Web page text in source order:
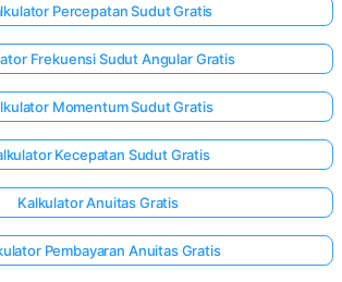
Percepatan Sudut Gratis
Frekuensi Sudut Angular Gratis
Momentum Sudut Gratis
Kecepatan Sudut Gratis
Kalkulator Anuitas Gratis
Pembayaran Anuitas Gratis